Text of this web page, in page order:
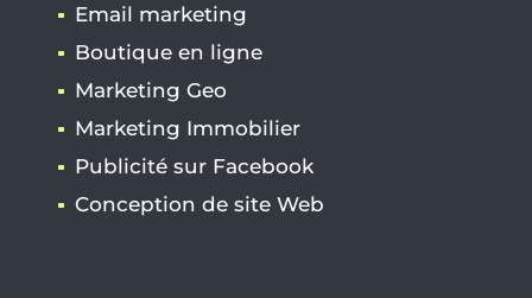
Email marketing
Boutique en ligne
Marketing Geo
Marketing Immobilier
Publicité sur Facebook
Conception de site Web